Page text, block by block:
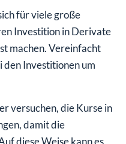
für viele große
Investition in Derivate
machen. Vereinfacht
den Investitionen um
versuchen, die Kurse in
damit die
diese Weise kann es